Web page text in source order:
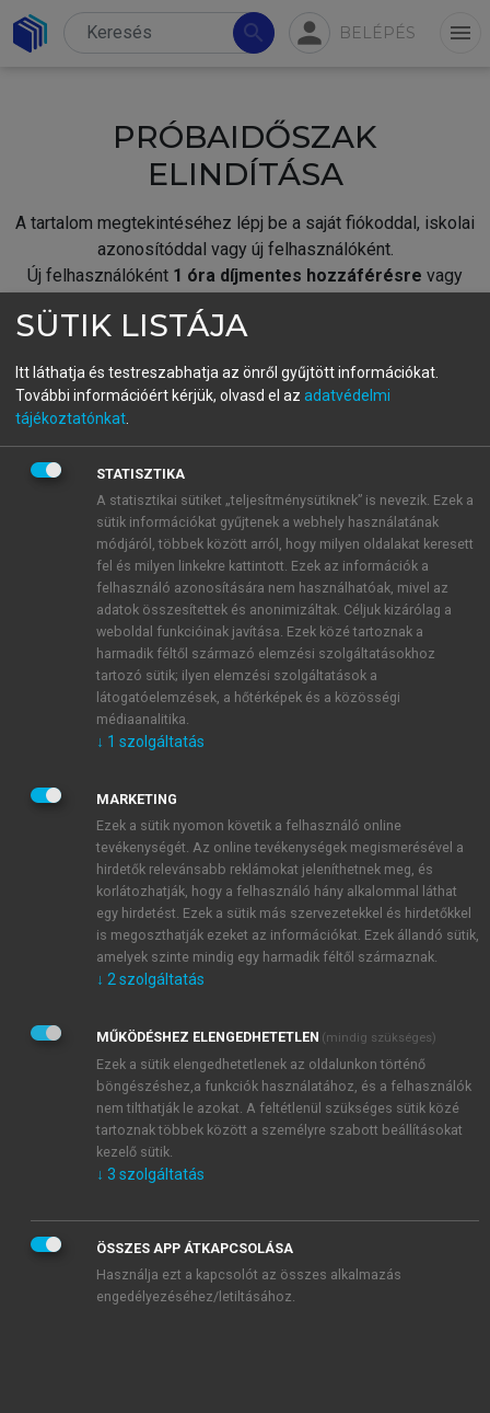
search person BELÉPÉS menu
PRÓBAIDŐSZAK
ELINDÍTÁSA
A tartalom megtekintéséhez lépj be a saját fiókoddal, iskolai
azonosítóddal vagy új felhasználóként.
Új felhasználóként 1 óra díjmentes hozzáférésre vagy
fiókoddal,vagy hozz létre új fiókot.
A regisztráció után apróbaidőszakautomatikusan
BELÉPÉS SAJÁT FIÓKKAL
ÚJ FIÓK LÉTREHOZÁSA
1 óra díjmentes hozzáférés
E-MAIL-CÍM
JELSZÓ
JELSZÓ ÚJRA
Kérek értesítést a MeRSZ újdonságairól, akcióiról.
Kérek értesítést az Akadémiai Kiadó Zrt. újdonságairól,
Adatkezelési tájékoztatóbanfoglaltakat tudomásul
veszem és elfogadom.
Általános vásárlási feltételeket, valamint a szotar.netés a
mersz.huoldalak licencszerződéseiben foglaltakat
tudomásul veszem és elfogadom.
KIPRÓBÁLOM
SÜTIK LISTÁJA
Itt láthatja és testreszabhatja az önről gyűjtött információkat.
További információért kérjük, olvasd el az adatvédelmi
tájékoztatónkat
STATISZTIKA
A statisztikai sütiket „teljesítménysütiknek” is nevezik. Ezek a
sütik információkat gyűjtenek a webhely használatának
módjáról, többek között arról, hogy milyen oldalakat keresett
fel és milyen linkekre kattintott. Ezek az információk a
felhasználó azonosítására nem használhatóak, mivel az
adatok összesítettek és anonimizáltak. Céljuk kizárólag a
weboldal funkcióinak javítása. Ezek közé tartoznak a
harmadik féltől származó elemzési szolgáltatásokhoz
tartozó sütik; ilyen elemzési szolgáltatások a
látogatóelemzések, a hőtérképek és a közösségi
médiaanalitika.
↓ 1 szolgáltatás
MARKETING
Ezek a sütik nyomon követik a felhasználó online
tevékenységét. Az online tevékenységek megismerésével a
hirdetők relevánsabb reklámokat jeleníthetnek meg, és
korlátozhatják, hogy a felhasználó hány alkalommal láthat
egy hirdetést. Ezek a sütik más szervezetekkel és hirdetőkkel
is megoszthatják ezeket az információkat. Ezek állandó sütik,
amelyek szinte mindig egy harmadik féltől származnak.
↓ 2 szolgáltatás
MŰKÖDÉSHEZ ELENGEDHETETLEN (mindig szükséges)
Ezek a sütik elengedhetetlenek az oldalunkon történő
böngészéshez,a funkciók használatához, és a felhasználók
nem tilthatják le azokat. A feltétlenül szükséges sütik közé
tartoznak többek között a személyre szabott beállításokat
kezelő sütik.
↓ 3 szolgáltatás
ÖSSZES APP ÁTKAPCSOLÁSA
Használja ezt a kapcsolót az összes alkalmazás
engedélyezéséhez/letiltásához.